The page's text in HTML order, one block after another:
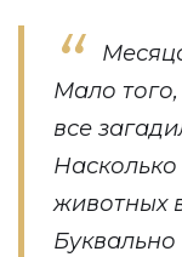
Мало
все
животных